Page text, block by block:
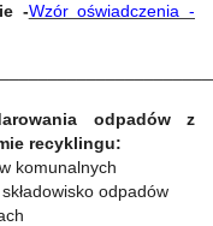
-Wzór oświadczenia -
odpadów z
recyklingu:
komunalnych
odpadów